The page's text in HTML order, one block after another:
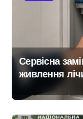
Сервісна
живлення
проект на
опалення:
antap.com.ua